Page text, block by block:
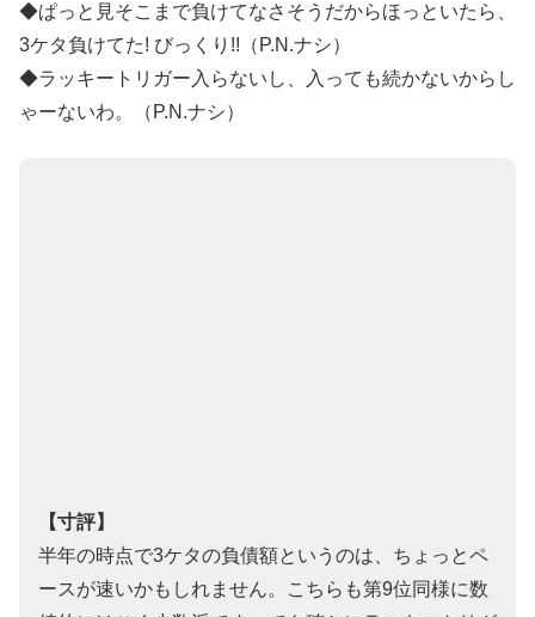
◆ぱっと見そこまで負けてなさそうだからほっといたら、
3ケタ負けてた! びっくり!!（P.N.ナシ）
◆ラッキートリガー入らないし、入っても続かないからし
ゃーないわ。（P.N.ナシ）
【寸評】
半年の時点で3ケタの負債額というのは、ちょっとペ
ースが速いかもしれません。こちらも第9位同様に数